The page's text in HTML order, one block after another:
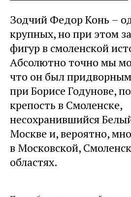
Зодчий Федор Конь –
крупных, но при этом
фигур в смоленской
Абсолютно точно мы
что он был
при Борисе Годунове,
крепость в Смоленске,
несохранившийся
Москве и, вероятно,
в Московской,
областях.